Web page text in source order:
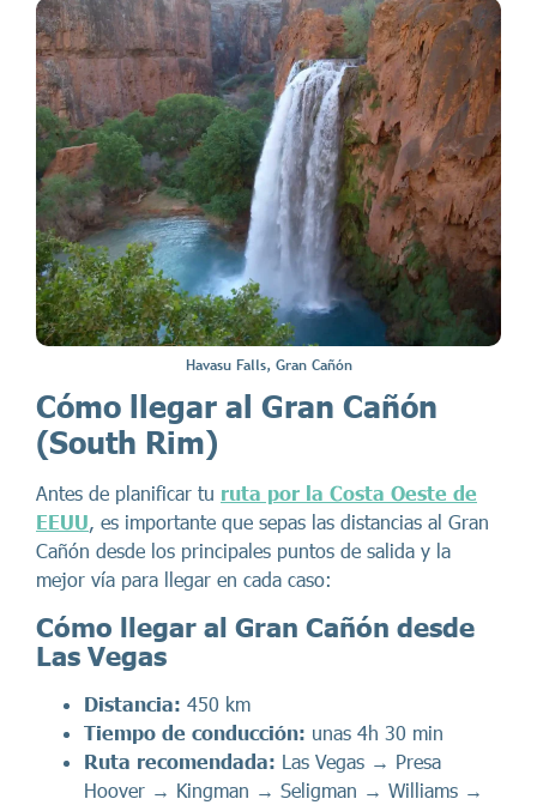
Havasu Falls, Gran Cañón
Cómo llegar al Gran Cañón
(South Rim)
Antes de planificar tu ruta por la Costa Oeste de
EEUU , es importante que sepas las distancias al Gran
Cañón desde los principales puntos de salida y la
mejor vía para llegar en cada caso:
Cómo llegar al Gran Cañón desde
Las Vegas
Distancia: 450 km
Tiempo de conducción: unas 4h 30 min
Ruta recomendada: Las Vegas → Presa
Hoover → Kingman → Seligman → Williams →